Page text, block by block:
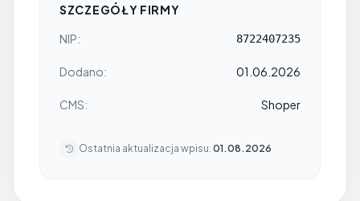
SZCZEGÓŁY FIRMY
NIP:
8722407235
Dodano: 01.06.2026
CMS: Shoper
Ostatnia aktualizacja wpisu: 01.08.2026